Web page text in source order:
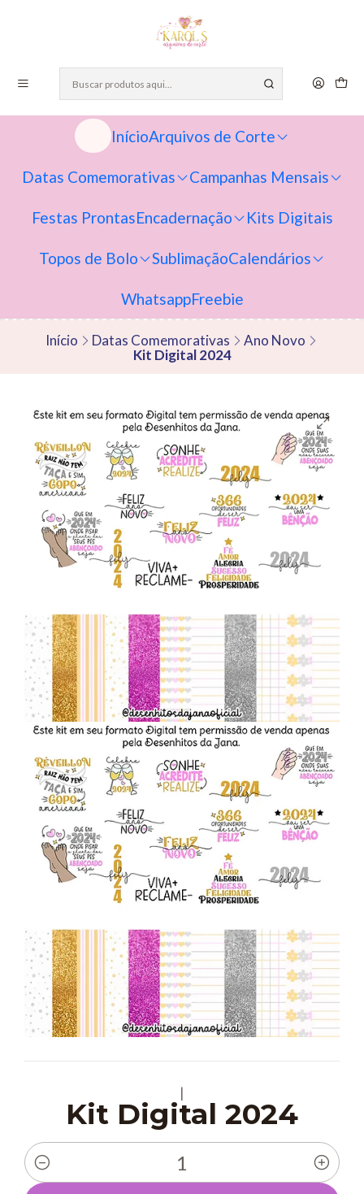
InícioArquivos de Corte
Datas Comemorativas Campanhas Mensais
Festas ProntasEncadernação Kits Digitais
Topos de Bolo SublimaçãoCalendários
WhatsappFreebie
Início Datas Comemorativas
Ano Novo
Kit Digital 2024
|
Kit Digital 2024
Quantidade